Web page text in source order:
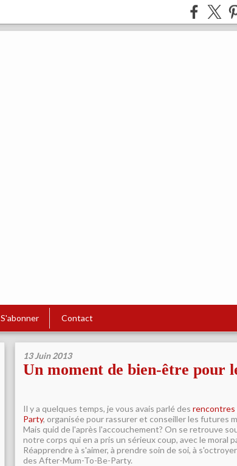
S'abonner Contact
13 Juin 2013
Un moment de bien-être pour
Il y a quelques temps, je vous avais parlé des rencontres
Party, organisée pour rassurer et conseiller les futures
Mais quid de l'après l'accouchement? On se retrouve
notre corps qui en a pris un sérieux coup, avec le moral
Réapprendre à s'aimer, à prendre soin de soi, à
des After-Mum-To-Be-Party.